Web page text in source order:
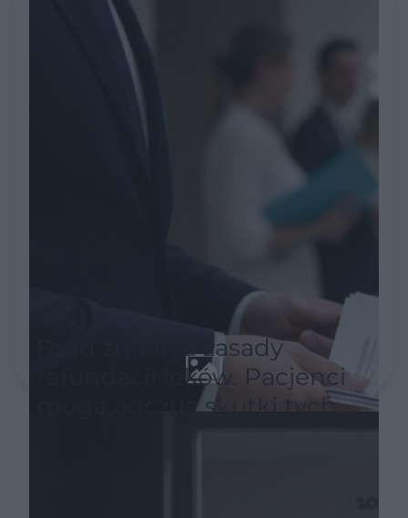
Rząd zmienia zasady
refundacji leków. Pacjenci
mogą odczuć skutki tych